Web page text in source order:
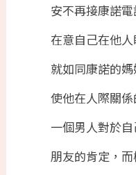
安不再接康諾
在意自己在他
就如同康諾的
使他在人際關
一個男人對於
朋友的肯定，